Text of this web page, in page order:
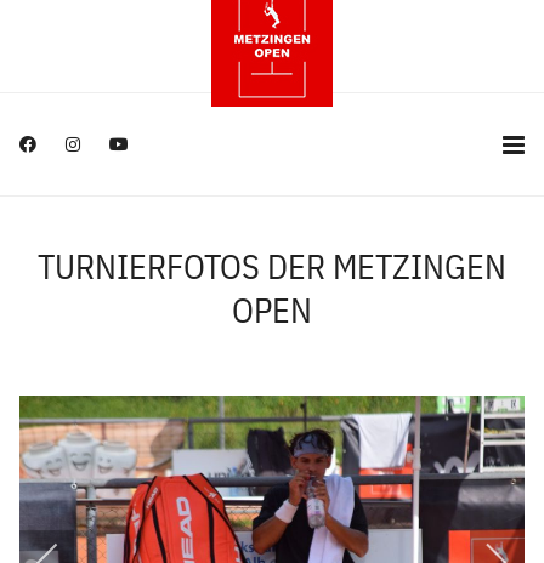
TURNIERFOTOS DER METZINGEN
OPEN